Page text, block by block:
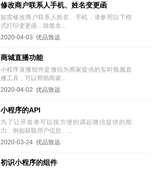
修改商户联系人手机、姓名变更函
如需修改商户联系人姓名、手机，请参照以下格
式打印变更函，除签名...
2020-04-03 优品致远
商城直播功能
小程序直播组件是微信为商家提供的实时视频直
播工具，可以帮助商家...
2020-04-02 优品致远
小程序的API
为了让开发者可以很方便的调起微信提供的能
力，例如获取用户信息、...
2020-03-24 优品致远
初识小程序的组件